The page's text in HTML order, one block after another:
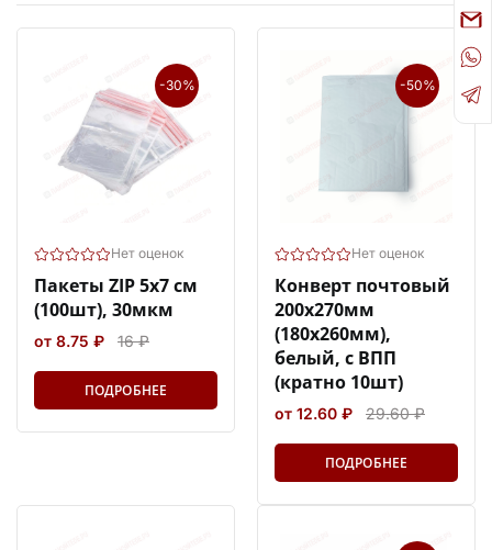
-30%
Нет оценок
Пакеты ZIP 5х7 см
(100шт), 30мкм
от 8.75 ₽ 16 ₽
ПОДРОБНЕЕ
-50%
Нет оценок
Конверт почтовый
200х270мм
(180х260мм),
белый, с ВПП
(кратно 10шт)
от 12.60 ₽ 29.60 ₽
ПОДРОБНЕЕ